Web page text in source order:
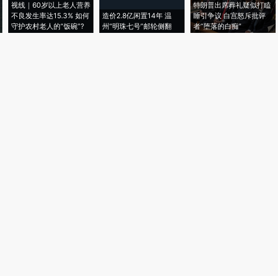
视线｜60岁以上老人营养
不良发生率达15.3% 如何
守护农村老人的“饭碗”?
造价2.8亿闲置14年 温
州“明珠七号”邮轮侧翻
特朗普出席葬礼疑似打瞌
睡引争议 白宫怒斥批评
者“堕落的白痴”